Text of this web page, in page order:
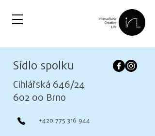
Sídlo spolku
Cihlářská 646/24
602 00 Brno
+420 775 316 944